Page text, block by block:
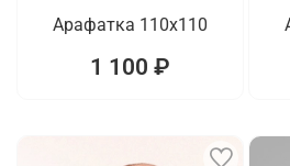
Арафатка 110x110
1 100 ₽